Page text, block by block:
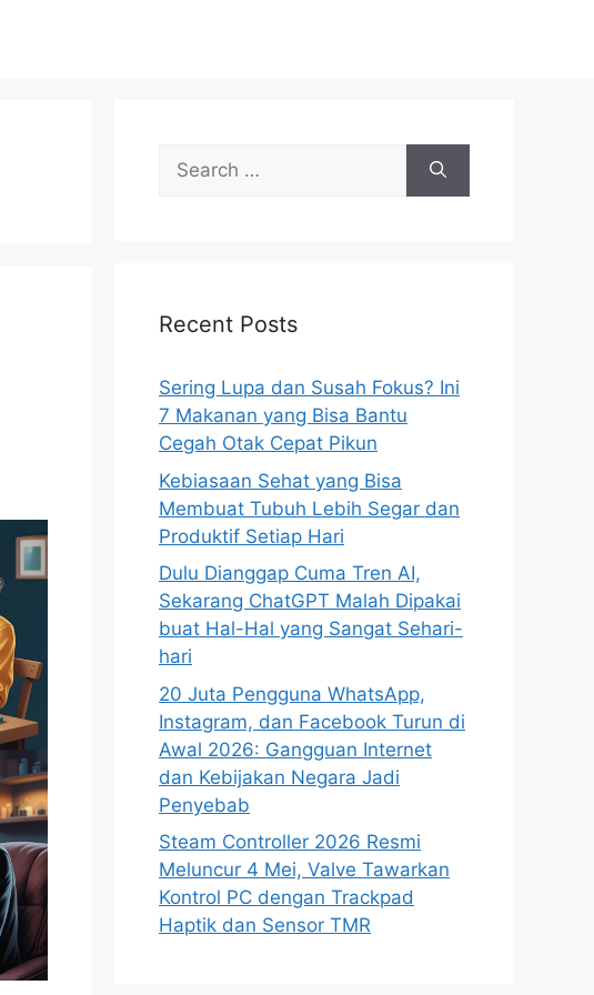
f
r
:
Recent Posts
Sering Lupa dan Susah Fokus? Ini
7 Makanan yang Bisa Bantu
Cegah Otak Cepat Pikun
Kebiasaan Sehat yang Bisa
Membuat Tubuh Lebih Segar dan
Produktif Setiap Hari
Dulu Dianggap Cuma Tren AI,
Sekarang ChatGPT Malah Dipakai
buat Hal-Hal yang Sangat Sehari-
hari
20 Juta Pengguna WhatsApp,
Instagram, dan Facebook Turun di
Awal 2026: Gangguan Internet
dan Kebijakan Negara Jadi
Penyebab
Steam Controller 2026 Resmi
Meluncur 4 Mei, Valve Tawarkan
Kontrol PC dengan Trackpad
Haptik dan Sensor TMR